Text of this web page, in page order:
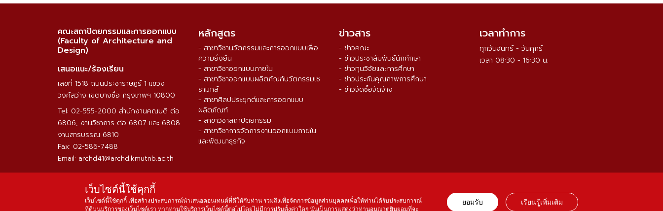
คณะสถาปัตยกรรมและการออกแบบ
(Faculty of Architecture and
Design)
เสนอแนะ/ร้องเรียน
เลขที่ 1518 ถนนประชาราษฎร์ 1 แขวง
วงศ์สว่าง เขตบางซื่อ กรุงเทพฯ 10800
Tel: 02-555-2000 สำนักงานคณบดี ต่อ
6806, งานวิชาการ ต่อ 6807 และ 6808
งานสารบรรณ 6810
Fax: 02-586-7488
Email: archd41@archd.kmutnb.ac.th
หลักสูตร
- สาขาวิชานวัตกรรมและการออกแบบเพื่อ
ความยั่งยืน
- สาขาวิชาออกแบบภายใน
- สาขาวิชาออกแบบผลิตภัณฑ์นวัตกรรมเซ
รามิกส์
- สาขาศิลปประยุกต์และการออกแบบ
ผลิตภัณฑ์
- สาขาวิชาสถาปัตยกรรม
- สาขาวิชาการจัดการงานออกแบบภายใน
และพัฒนาธุรกิจ
ข่าวสาร
- ข่าวคณะ
- ข่าวประชาสัมพันธ์นักศึกษา
- ข่าวทุนวิจัยและการศึกษา
- ข่าวประกันคุณภาพการศึกษา
- ข่าวจัดซื้อจัดจ้าง
เวลาทำการ
ทุกวันจันทร์ - วันศุกร์
เวลา 08:30 - 16:30 น.
เว็บไซต์นี้ใช้คุกกี้
เว็บไซต์นี้ใช้คุกกี้ เพื่อสร้างประสบการณ์นำเสนอคอนเทนต์ที่ดีให้กับท่าน รวมถึงเพื่อจัดการข้อมูลส่วนบุคคลเพื่อให้ท่านได้รับประสบการณ์
ที่ดีบนบริการของเว็บไซต์เรา หากท่านใช้บริการเว็บไซต์นี้ต่อไปโดยไม่มีการปรับตั้งค่าใดๆ นั่นเป็นการแสดงว่าท่านอนุญาตยินยอมที่จะ
ยอมรับ เรียนรู้เพิ่มเติม